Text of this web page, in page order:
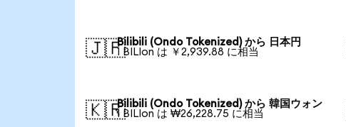
🇯🇵Bilibili (Ondo Tokenized) から 日本円
1 BILIon は ￥2,939.88 に相当
🇰🇷Bilibili (Ondo Tokenized) から 韓国ウォン
1 BILIon は ₩26,228.75 に相当